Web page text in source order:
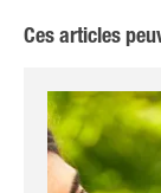
Ces articles